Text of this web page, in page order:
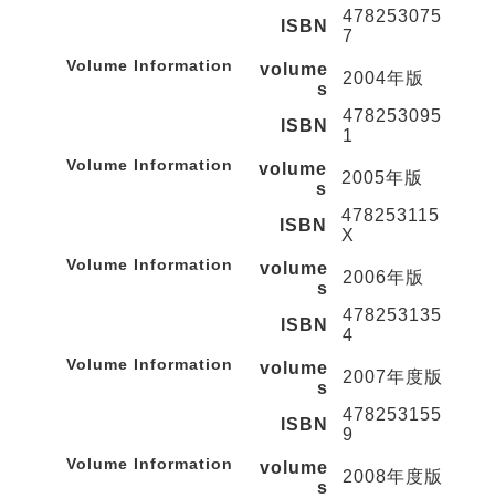
ISBN
478253075
7
Volume Information
volume
s
2004年版
ISBN
478253095
1
Volume Information
volume
s
2005年版
ISBN
478253115
X
Volume Information
volume
s
2006年版
ISBN
478253135
4
Volume Information
volume
s
2007年度版
ISBN
478253155
9
Volume Information
volume
s
2008年度版